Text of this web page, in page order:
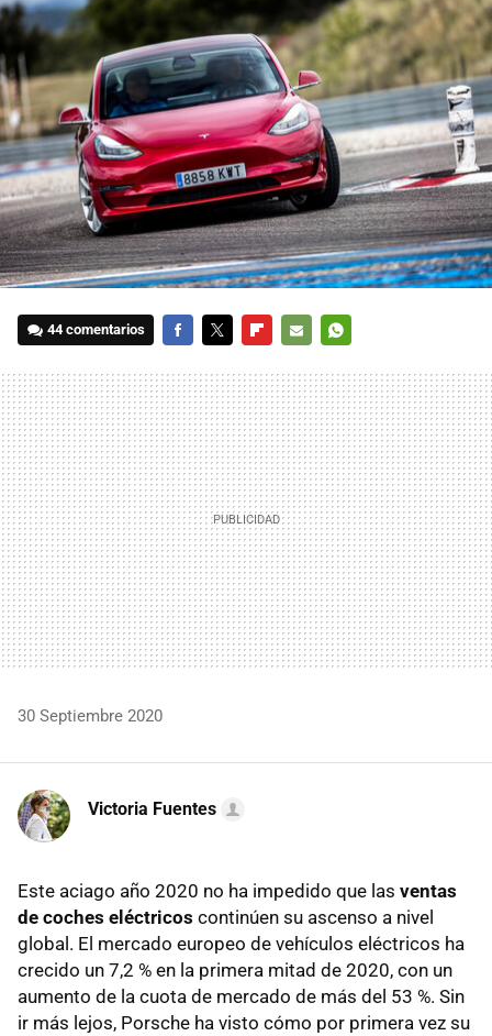
44 comentarios
MAIL
30 Septiembre 2020
Victoria Fuentes
Este aciago año 2020 no ha impedido que las ventas
de coches eléctricos continúen su ascenso a nivel
global. El mercado europeo de vehículos eléctricos ha
crecido un 7,2 % en la primera mitad de 2020, con un
aumento de la cuota de mercado de más del 53 %. Sin
ir más lejos, Porsche ha visto cómo por primera vez su